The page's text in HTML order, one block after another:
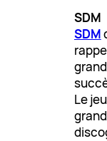
SDM
SDM
Le